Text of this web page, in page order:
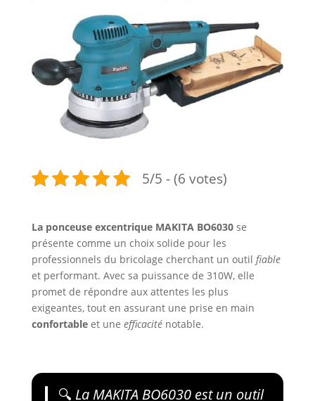
5/5 - (6 votes)
La ponceuse excentrique MAKITA BO6030se
présente comme un choix solide pour les
professionnels du bricolage cherchant un outil fiable
et performant. Avec sa puissance de 310W, elle
promet de répondre aux attentes les plus
exigeantes, tout en assurant une prise en main
confortableet une efficaciténotable.
🔍 La MAKITA BO6030 est un outil